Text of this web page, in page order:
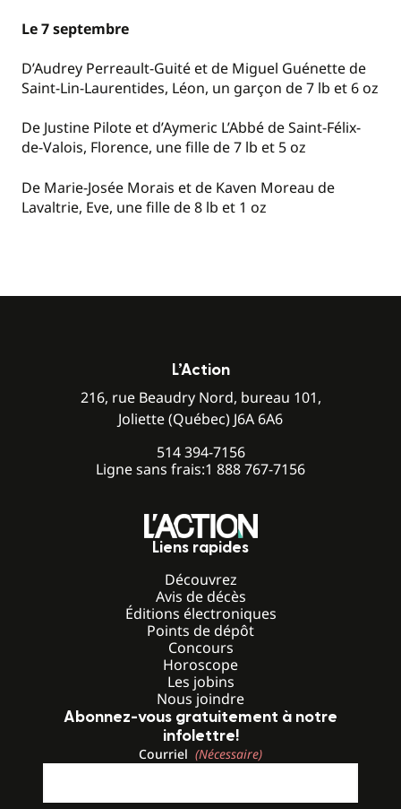
Le 7 septembre
D’Audrey Perreault-Guité et de Miguel Guénette de
Saint-Lin-Laurentides, Léon, un garçon de 7 lb et 6 oz
De Justine Pilote et d’Aymeric L’Abbé de Saint-Félix-
de-Valois, Florence, une fille de 7 lb et 5 oz
De Marie-Josée Morais et de Kaven Moreau de
Lavaltrie, Eve, une fille de 8 lb et 1 oz
L’Action
216, rue Beaudry Nord, bureau 101,
Joliette (Québec) J6A 6A6
514 394-7156
Ligne sans frais:1 888 767-7156
Liens rapides
Découvrez
Avis de décès
Éditions électroniques
Points de dépôt
Concours
Horoscope
Les jobins
Nous joindre
Abonnez-vous gratuitement à notre
infolettre!
Courriel (Nécessaire)